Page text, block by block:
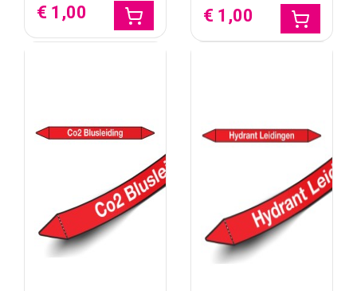
€ 1,00 € 1,00